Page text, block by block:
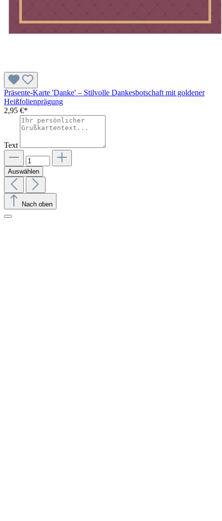
Präsente-Karte 'Danke' – Stilvolle Dankesbotschaft mit goldener
Heißfolienprägung
2,95 €*
Text
Auswählen
Nach oben